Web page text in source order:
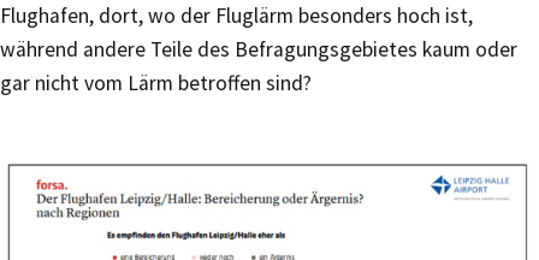
Flughafen, dort, wo der Fluglärm besonders hoch ist,
während andere Teile des Befragungsgebietes kaum oder
gar nicht vom Lärm betroffen sind?